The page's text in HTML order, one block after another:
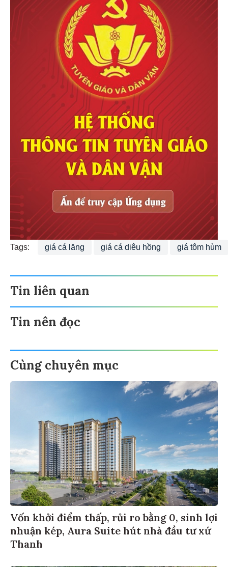
Tags: giá cá lăng giá cá diêu hồng giá tôm hùm
Tin liên quan
Tin nên đọc
Cùng chuyên mục
Vốn khởi điểm thấp, rủi ro bằng 0, sinh lợi
nhuận kép, Aura Suite hút nhà đầu tư xứ
Thanh